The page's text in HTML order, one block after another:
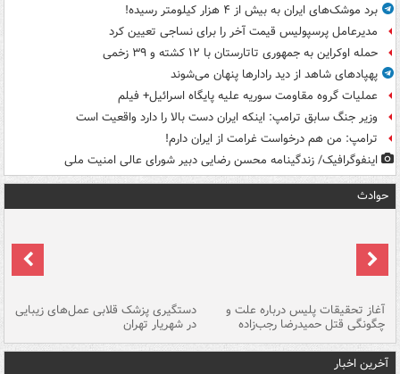
برد موشک‌های ایران به بیش از ۴ هزار کیلومتر رسیده!
مدیرعامل پرسپولیس قیمت آخر را برای نساجی تعیین کرد
حمله اوکراین به جمهوری تاتارستان با ۱۲ کشته و ۳۹ زخمی
پهپادهای شاهد از دید رادارها پنهان می‌شوند
عملیات گروه مقاومت سوریه علیه پایگاه اسرائیل+ فیلم
وزیر جنگ سابق ترامپ: اینکه ایران دست بالا را دارد واقعیت است
ترامپ: من هم درخواست غرامت از ایران دارم!
اینفوگرافیک/ زندگینامه محسن رضایی دبیر شورای عالی امنیت‌ ملی
حوادث
آغاز تحقیقات پلیس درباره علت و
چگونگی قتل حمیدرضا رجب‌زاده
دستگیری پزشک قلابی عمل‌های زیبایی
در شهریار تهران
آخرین اخبار